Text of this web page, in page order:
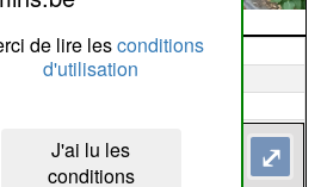
de lire lesconditions
d'utilisation
J'ai lu les
conditions
⤢